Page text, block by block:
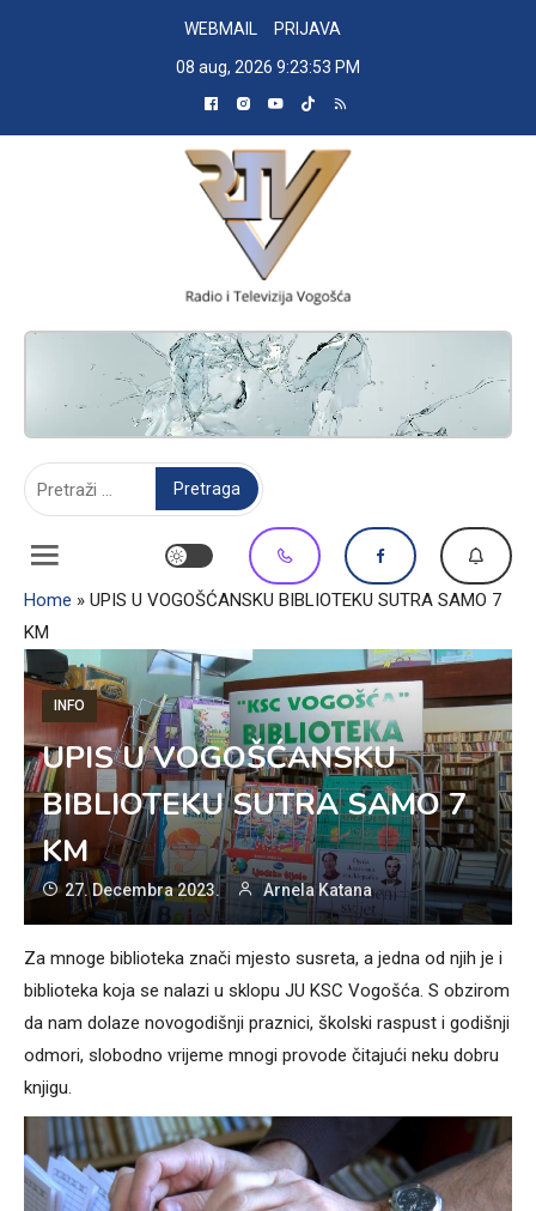
WEBMAIL
PRIJAVA
08 aug, 2026 9:23:54 PM
RADIO TELEVIZIJA VOGOŠĆA
Home » UPIS U VOGOŠĆANSKU BIBLIOTEKU SUTRA SAMO 7
KM
INFO
UPIS U VOGOŠĆANSKU
BIBLIOTEKU SUTRA SAMO 7
KM
27. Decembra 2023. Arnela Katana
Za mnoge biblioteka znači mjesto susreta, a jedna od njih je i
biblioteka koja se nalazi u sklopu JU KSC Vogošća. S obzirom
da nam dolaze novogodišnji praznici, školski raspust i godišnji
odmori, slobodno vrijeme mnogi provode čitajući neku dobru
knjigu.